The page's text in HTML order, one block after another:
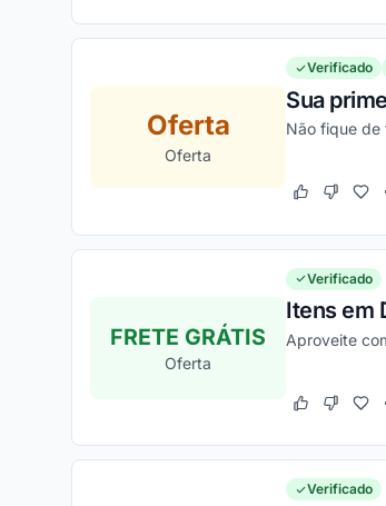
Oferta
Oferta
Verificado
Sua
Não fique de
Este cupom
Este
FRETE GRÁTIS
Oferta
Verificado
Itens em
Aproveite
Este cupom
Este
Verificado